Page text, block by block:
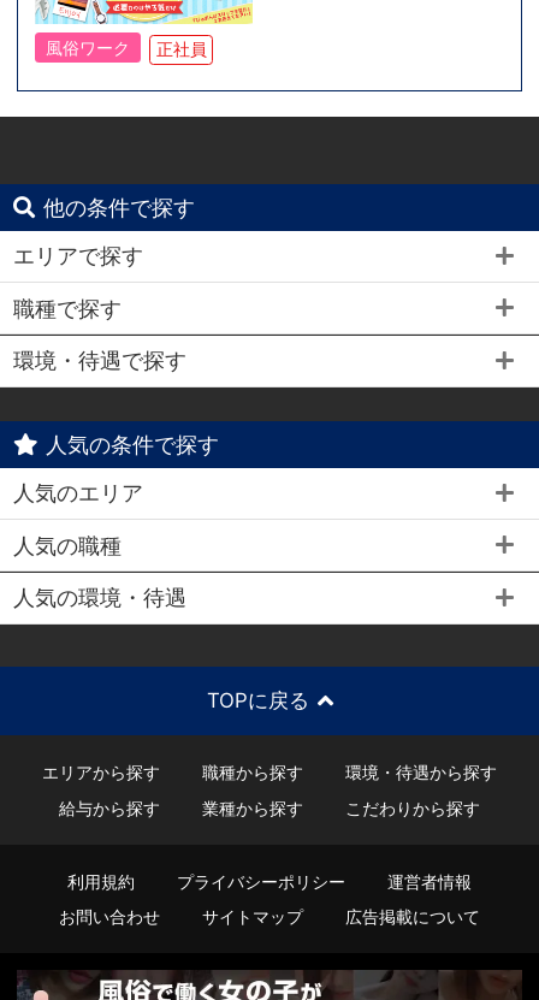
風俗ワーク 正社員
他の条件で探す
エリアで探す
職種で探す
環境・待遇で探す
人気の条件で探す
人気のエリア
人気の職種
人気の環境・待遇
TOPに戻る
エリアから探す 職種から探す
環境・待遇から探す
給与から探す
業種から探す こだわりから探す
利用規約 プライバシーポリシー
運営者情報
お問い合わせ
サイトマップ 広告掲載について